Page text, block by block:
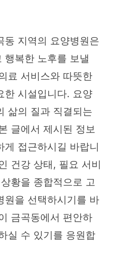
동 지역의 요양병원은
행복한 노후를 보낼
료 서비스와 따뜻한
한 시설입니다. 요양
삶의 질과 직결되는
글에서 제시된 정보
게 접근하시길 바랍니
건강 상태, 필요 서비
황을 종합적으로 고
원을 선택하시기를 바
금곡동에서 편안하
실 수 있기를 응원합